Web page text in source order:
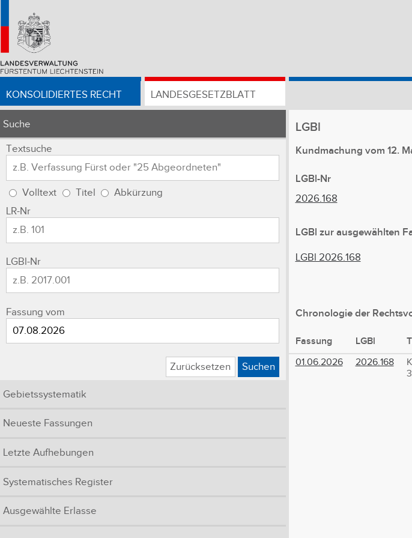
KONSOLIDIERTES RECHT LANDESGESETZBLATT
Suche
Textsuche
Volltext Titel
Abkürzung
LR-Nr
LGBl-Nr
Fassung vom
Zurücksetzen Suchen
Gebietssystematik
Neueste Fassungen
Letzte Aufhebungen
Systematisches Register
Ausgewählte Erlasse
LGBl
Kundmachung vom 12.
LGBl-Nr
2026.168
LGBl zur ausgewählten
LGBl 2026.168
Chronologie der
Fassung LGBl
01.06.2026
2026.168